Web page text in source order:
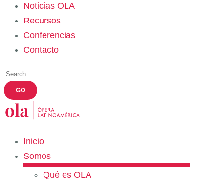
Noticias OLA
Recursos
Conferencias
Contacto
Inicio
Somos
Qué es OLA